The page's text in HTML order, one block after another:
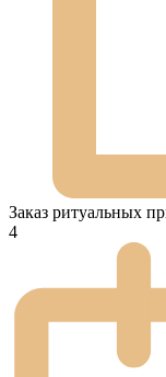
Заказ ритуальных
4